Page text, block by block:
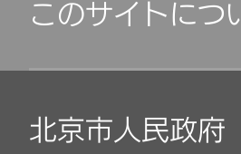
このサイトにつ
北京市人民政府